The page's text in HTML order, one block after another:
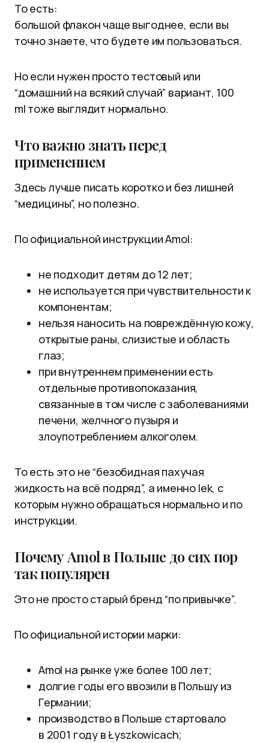
То есть:
большой флакон чаще выгоднее, если вы
точно знаете, что будете им пользоваться.
Но если нужен просто тестовый или
“домашний на всякий случай” вариант, 100
ml тоже выглядит нормально.
Что важно знать перед
применением
Здесь лучше писать коротко и без лишней
“медицины”, но полезно.
По официальной инструкции Amol:
не подходит детям до 12 лет;
не используется при чувствительности к
компонентам;
нельзя наносить на повреждённую кожу,
открытые раны, слизистые и область
глаз;
при внутреннем применении есть
отдельные противопоказания,
связанные в том числе с заболеваниями
печени, желчного пузыря и
злоупотреблением алкоголем.
То есть это не “безобидная пахучая
жидкость на всё подряд”, а именно lek, с
которым нужно обращаться нормально и по
инструкции.
Почему Amol в Польше до сих пор
так популярен
Это не просто старый бренд “по привычке”.
По официальной истории марки:
Amol на рынке уже более 100 лет;
долгие годы его ввозили в Польшу из
Германии;
производство в Польше стартовало
в 2001 году в Łyszkowicach;